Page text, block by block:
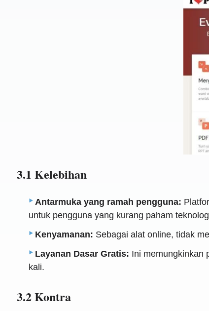
3.1 Kelebihan
Antarmuka yang ramah pengguna:
untuk pengguna yang kurang paham
Kenyamanan: Sebagai alat online, tidak
Layanan Dasar Gratis: Ini memungkinkan
kali.
3.2 Kontra